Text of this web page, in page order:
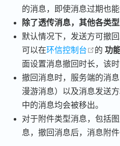
的消息，即使消息过期也能
除了透传消息，其他各类
默认情况下，发送方可撤
可以在环信控制台 open
的功
面设置消息撤回时长，该时
撤回消息时，服务端的消
漫游消息）以及消息发送
中的消息均会被移出。
对于附件类型消息，包括
息，撤回消息后，消息附件